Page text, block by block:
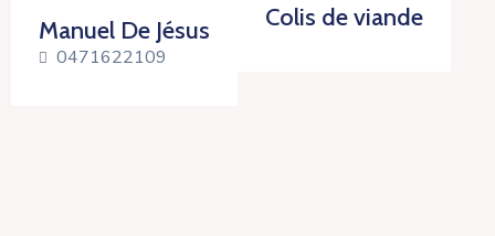
Manuel De Jésus
0471622109
Colis de viande